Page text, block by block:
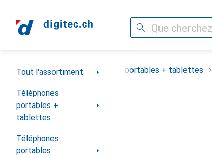
Recherche
Navigation par catégorie
Tout l'assortiment
Téléphones
portables +
tablettes
Téléphones
portables :
Tout l'assortiment Téléphones portables + tablettes